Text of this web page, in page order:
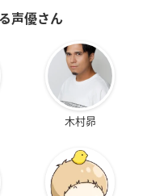
声優さん
木村昴